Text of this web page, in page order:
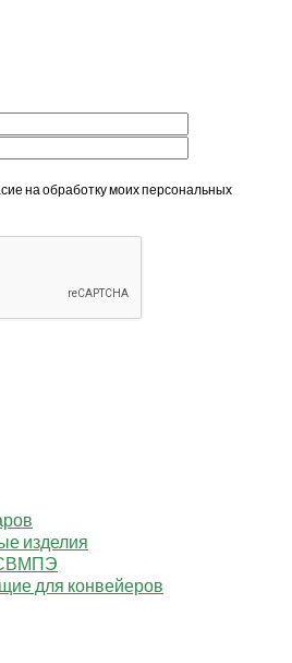
на обработку моих персональных
изделия
СВМПЭ
для конвейеров